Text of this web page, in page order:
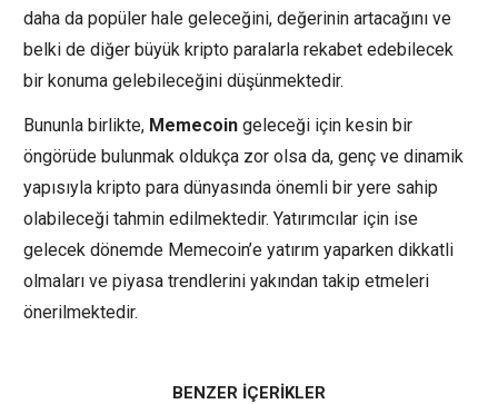
daha da popüler hale geleceğini, değerinin artacağını ve
belki de diğer büyük kripto paralarla rekabet edebilecek
bir konuma gelebileceğini düşünmektedir.
Bununla birlikte, Memecoin geleceği için kesin bir
öngörüde bulunmak oldukça zor olsa da, genç ve dinamik
yapısıyla kripto para dünyasında önemli bir yere sahip
olabileceği tahmin edilmektedir. Yatırımcılar için ise
gelecek dönemde Memecoin’e yatırım yaparken dikkatli
olmaları ve piyasa trendlerini yakından takip etmeleri
önerilmektedir.
BENZER İÇERİKLER